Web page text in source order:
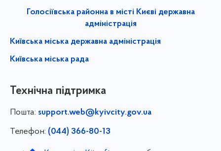
Голосіївська районна в місті Києві державна
адміністрація
Київська міська державна адміністрація
Київська міська рада
Технічна підтримка
Пошта: support.web@kyivcity.gov.ua
Телефон: (044) 366-80-13